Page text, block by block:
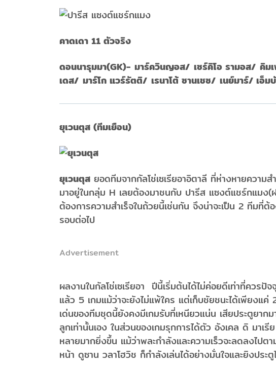
คาดเดา 11 ตัวจริง
ดอนนารุมมา(GK)- มาร์ควินญอส/ เซร์คิโอ รามอส/ คิม
เดส/ มาร์โก แวร์รัตติ/ เรนาโต้ ซานเชซ/ เนย์มาร์/ เอ็ม
ยุเวนตุส (ทีมเยือน)
ยุเวนตุส ยอดทีมจากกัลโช่เซเรียอาอิตาลี ที่ห่างหายความ
มาอยู่ในกลุ่ม H เลยต้องมาชนกับ ปารีส แซงต์แชร์กแมง
ต้องการความสำเร็จในถ้วยนี้เช่นกัน จึงน่าจะเป็น 2 ทีมที่ต้
รอบต่อไป
Advertisement
ผลงานในกัลโช่เซเรียอา ปีนี้เริ่มต้นได้ไม่ค่อยดีเท่าที่ควร
แล้ว 5 เกมแม้ว่าจะยังไม่แพ้ใคร แต่เก็บชัยชนะได้เพียงแ
เด่นของทีมชุดนี้ยังคงมีเกมรับที่เหนียวแน่น เสียประตูยาก
ลูกเท่านั้นเอง ในส่วนของเกมรุกการได้ตัว อังเคล ดิ มาเ
หลายมากยิ่งขึ้น แม้ว่าพละกำลังและความเร็วจะลดลงไป
หน้า ดูซาน วลาโฮวิช ก็กำลังเล่นได้อย่างมั่นใจและยิงประ